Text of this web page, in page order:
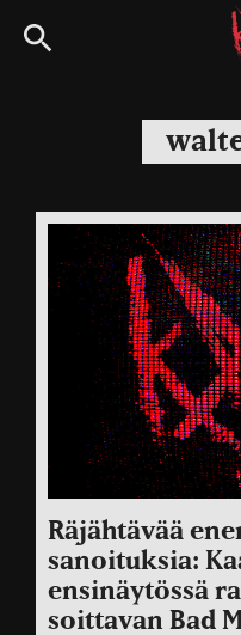
Siirry
suoraan
Räjähtävää
sanoituksia:
ensinäytössä
soittavan Bad